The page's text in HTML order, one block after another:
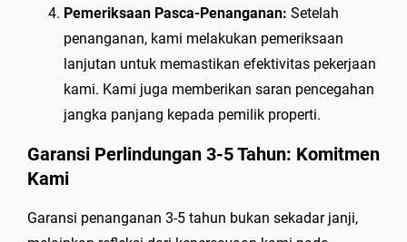
Pemeriksaan Pasca-Penanganan: Setelah
penanganan, kami melakukan pemeriksaan
lanjutan untuk memastikan efektivitas pekerjaan
kami. Kami juga memberikan saran pencegahan
jangka panjang kepada pemilik properti.
Garansi Perlindungan 3-5 Tahun: Komitmen
Kami
Garansi penanganan 3-5 tahun bukan sekadar janji,